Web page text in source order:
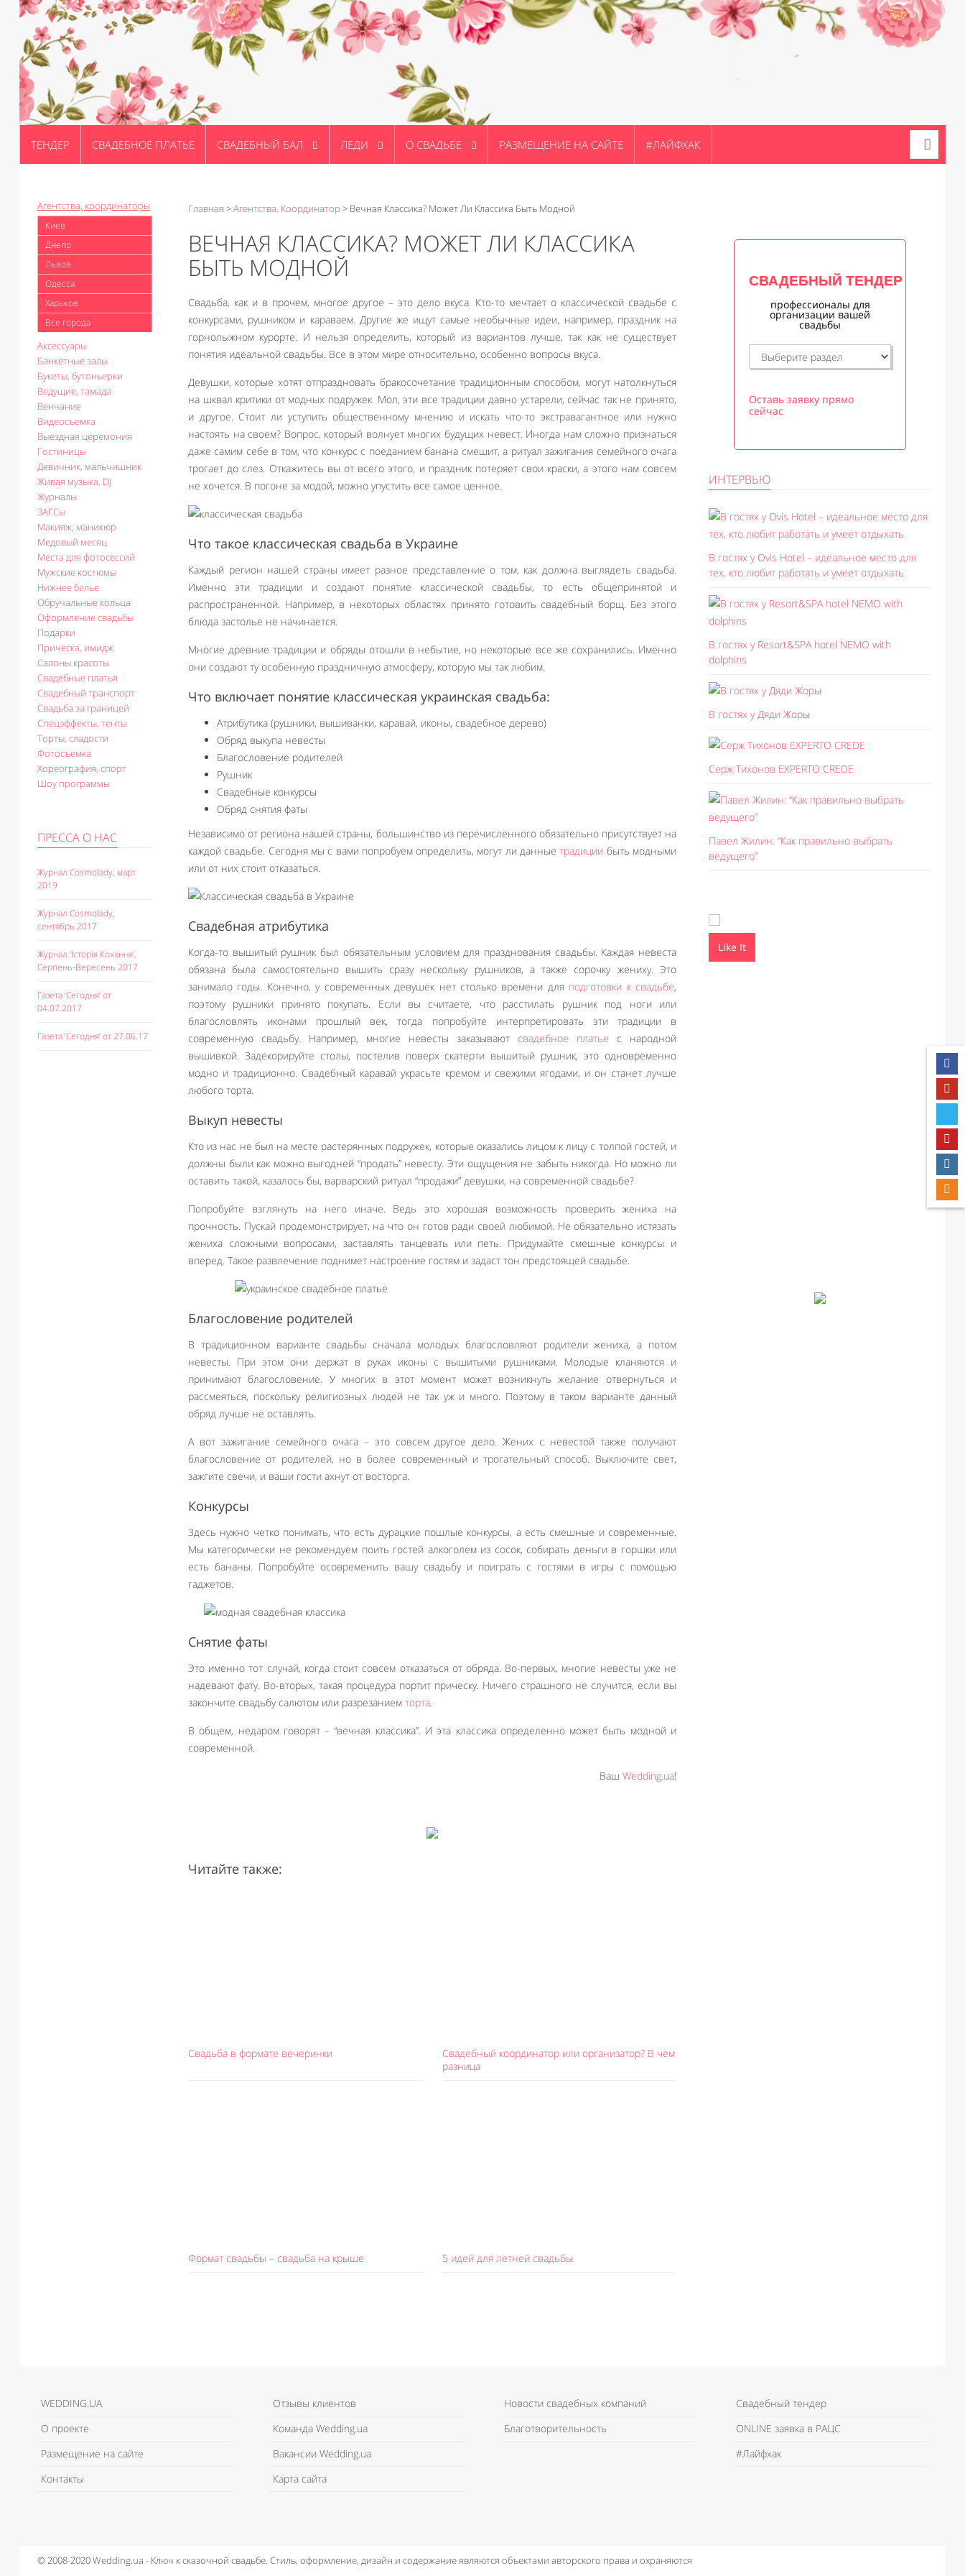
ТЕНДЕР СВАДЕБНОЕ ПЛАТЬЕ СВАДЕБНЫЙ БАЛ ЛЕДИ О СВАДЬБЕ РАЗМЕЩЕНИЕ НА САЙТЕ #ЛАЙФХАК
Агентства, координаторы
Киев
Днепр
Львов
Одесса
Харьков
Все города
Аксессуары
Банкетные залы
Букеты, бутоньерки
Ведущие, тамада
Венчание
Видеосъемка
Выездная церемония
Гостиницы
Девичник, мальчишник
Живая музыка, DJ
Журналы
ЗАГСы
Макияж, маникюр
Медовый месяц
Места для фотосессий
Мужские костюмы
Нижнее белье
Обручальные кольца
Оформление свадьбы
Подарки
Прическа, имидж
Салоны красоты
Свадебные платья
Свадебный транспорт
Свадьба за границей
Спецэффекты, тенты
Торты, сладости
Фотосъемка
Хореография, спорт
Шоу программы
ПРЕССА О НАС
Журнал Cosmolady, март
2019
Журнал Cosmolady,
сентябрь 2017
Журнал ‘Історія Кохання’,
Серпень-Вересень 2017
Газета ‘Сегодня’ от
04.07.2017
Газета ‘Сегодня’ от 27.06.17
Главная >Агентства, Координатор > Вечная Классика? Может Ли Классика Быть Модной
ВЕЧНАЯ КЛАССИКА? МОЖЕТ ЛИ КЛАССИКА
БЫТЬ МОДНОЙ
Свадьба, как и в прочем, многое другое – это дело вкуса. Кто-то мечтает о классической свадьбе с
конкурсами, рушником и караваем. Другие же ищут самые необычные идеи, например, праздник на
горнолыжном курорте. И нельзя определить, который из вариантов лучше, так как не существует
понятия идеальной свадьбы. Все в этом мире относительно, особенно вопросы вкуса.
Девушки, которые хотят отпраздновать бракосочетание традиционным способом, могут натолкнуться
на шквал критики от модных подружек. Мол, эти все традиции давно устарели, сейчас так не принято,
и другое. Стоит ли уступить общественному мнению и искать что-то экстравагантное или нужно
настоять на своем? Вопрос, который волнует многих будущих невест. Иногда нам сложно признаться
даже самим себе в том, что конкурс с поеданием банана смешит, а ритуал зажигания семейного очага
трогает до слез. Откажитесь вы от всего этого, и праздник потеряет свои краски, а этого нам совсем
не хочется. В погоне за модой, можно упустить все самое ценное.
Что такое классическая свадьба в Украине
Каждый регион нашей страны имеет разное представление о том, как должна выглядеть свадьба.
Именно эти традиции и создают понятие классической свадьбы, то есть общепринятой и
распространенной. Например, в некоторых областях принято готовить свадебный борщ. Без этого
блюда застолье не начинается.
Многие древние традиции и обряды отошли в небытие, но некоторые все же сохранились. Именно
они создают ту особенную праздничную атмосферу, которую мы так любим.
Что включает понятие классическая украинская свадьба:
Атрибутика (рушники, вышиванки, каравай, иконы, свадебное дерево)
Обряд выкупа невесты
Благословение родителей
Рушник
Свадебные конкурсы
Обряд снятия фаты
Независимо от региона нашей страны, большинство из перечисленного обязательно присутствует на
каждой свадьбе. Сегодня мы с вами попробуем определить, могут ли данныетрадиции быть модными
или от них стоит отказаться.
Свадебная атрибутика
Когда-то вышитый рушник был обязательным условием для празднования свадьбы. Каждая невеста
обязана была самостоятельно вышить сразу нескольку рушников, а также сорочку жениху. Это
занимало годы. Конечно, у современных девушек нет столько времени для подготовки к свадьбе,
поэтому рушники принято покупать. Если вы считаете, что расстилать рушник под ноги или
благословлять иконами прошлый век, тогда попробуйте интерпретировать эти традиции в
современную свадьбу. Например, многие невесты заказывают свадебное платье с народной
вышивкой. Задекорируйте столы, постелив поверх скатерти вышитый рушник, это одновременно
модно и традиционно. Свадебный каравай украсьте кремом и свежими ягодами, и он станет лучше
любого торта.
Выкуп невесты
Кто из нас не был на месте растерянных подружек, которые оказались лицом к лицу с толпой гостей, и
должны были как можно выгодней “продать” невесту. Эти ощущения не забыть никогда. Но можно ли
оставить такой, казалось бы, варварский ритуал “продажи” девушки, на современной свадьбе?
Попробуйте взглянуть на него иначе. Ведь это хорошая возможность проверить жениха на
прочность. Пускай продемонстрирует, на что он готов ради своей любимой. Не обязательно истязать
жениха сложными вопросами, заставлять танцевать или петь. Придумайте смешные конкурсы и
вперед. Такое развлечение поднимет настроение гостям и задаст тон предстоящей свадьбе.
Благословение родителей
В традиционном варианте свадьбы сначала молодых благословляют родители жениха, а потом
невесты. При этом они держат в руках иконы с вышитыми рушниками. Молодые кланяются и
принимают благословение. У многих в этот момент может возникнуть желание отвернуться и
рассмеяться, поскольку религиозных людей не так уж и много. Поэтому в таком варианте данный
обряд лучше не оставлять.
А вот зажигание семейного очага – это совсем другое дело. Жених с невестой также получают
благословение от родителей, но в более современный и трогательный способ. Выключите свет,
зажгите свечи, и ваши гости ахнут от восторга.
Конкурсы
Здесь нужно четко понимать, что есть дурацкие пошлые конкурсы, а есть смешные и современные.
Мы категорически не рекомендуем поить гостей алкоголем из сосок, собирать деньги в горшки или
есть бананы. Попробуйте осовременить вашу свадьбу и поиграть с гостями в игры с помощью
гаджетов.
Снятие фаты
Это именно тот случай, когда стоит совсем отказаться от обряда. Во-первых, многие невесты уже не
надевают фату. Во-вторых, такая процедура портит прическу. Ничего страшного не случится, если вы
закончите свадьбу салютом или разрезанием торта.
В общем, недаром говорят – “вечная классика”. И эта классика определенно может быть модной и
современной.
Ваш Wedding.ua!
Читайте также:
Свадьба в формате вечеринки
Свадебный координатор или организатор? В чем
разница
Формат свадьбы – свадьба на крыше 5 идей для летней свадьбы
СВАДЕБНЫЙ ТЕНДЕР
профессионалы для
организации вашей
свадьбы
Оставь заявку прямо
сейчас
ИНТЕРВЬЮ
В гостях у Ovis Hotel – идеальное место для
тех, кто любит работать и умеет отдыхать
В гостях у Resort&SPA hotel NEMO with
dolphins
В гостях у Дяди Жоры
Серж Тихонов EXPERTO CREDE
Павел Жилин: “Как правильно выбрать
ведущего”
Like It
Like It
WEDDING.UA
О проекте
Размещение на сайте
Контакты
Отзывы клиентов
Команда Wedding.ua
Вакансии Wedding.ua
Карта сайта
Новости свадебных компаний
Благотворительность
Свадебный тендер
ONLINE заявка в РАЦС
#Лайфхак
© 2008-2020 Wedding.ua - Ключ к сказочной свадьбе. Стиль, оформление, дизайн и содержание являются объектами авторского права и охраняются